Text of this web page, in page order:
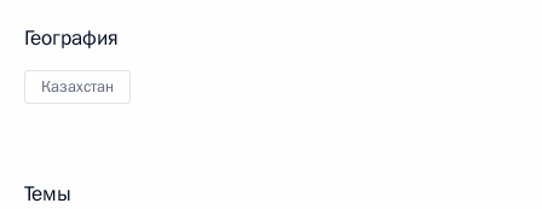
География
Казахстан
Темы